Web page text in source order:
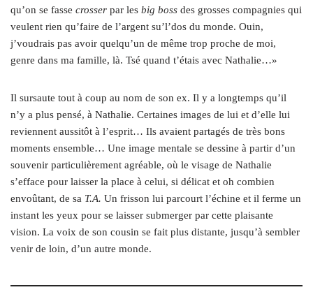
qu’on se fasse crosser par les big boss des grosses compagnies qui
veulent rien qu’faire de l’argent su’l’dos du monde. Ouin,
j’voudrais pas avoir quelqu’un de même trop proche de moi,
genre dans ma famille, là. Tsé quand t’étais avec Nathalie…»
Il sursaute tout à coup au nom de son ex. Il y a longtemps qu’il
n’y a plus pensé, à Nathalie. Certaines images de lui et d’elle lui
reviennent aussitôt à l’esprit… Ils avaient partagés de très bons
moments ensemble… Une image mentale se dessine à partir d’un
souvenir particulièrement agréable, où le visage de Nathalie
s’efface pour laisser la place à celui, si délicat et oh combien
envoûtant, de sa T.A. Un frisson lui parcourt l’échine et il ferme un
instant les yeux pour se laisser submerger par cette plaisante
vision. La voix de son cousin se fait plus distante, jusqu’à sembler
venir de loin, d’un autre monde.